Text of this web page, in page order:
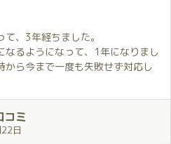
ーで彼女らしい優しさや柔らか
既に癒しは始まっていたような気
通りふんわりと温かくて言葉に
ます。
がすっと落ち着いていくのを感
、3年経ちました。
なるようになって、1年になりまし
から今まで一度も失敗せず対応し
目標に到達することができまし
だと思っております。本当にあ
も穂香様一筋、贔屓にしていき
申し上げます。
コミ
日